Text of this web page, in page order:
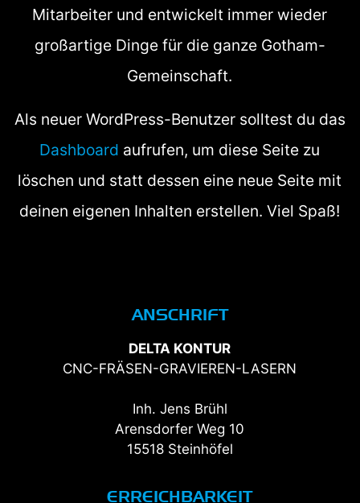
Mitarbeiter und entwickelt immer wieder
großartige Dinge für die ganze Gotham-
Gemeinschaft.
Als neuer WordPress-Benutzer solltest du das
Dashboard aufrufen, um diese Seite zu
löschen und statt dessen eine neue Seite mit
deinen eigenen Inhalten erstellen. Viel Spaß!
ANSCHRIFT
DELTA KONTUR
CNC-FRÄSEN-GRAVIEREN-LASERN
Inh. Jens Brühl
Arensdorfer Weg 10
15518 Steinhöfel
ERREICHBARKEIT